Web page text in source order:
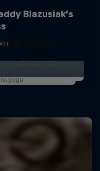
Blazusiak’s
Series
sports events